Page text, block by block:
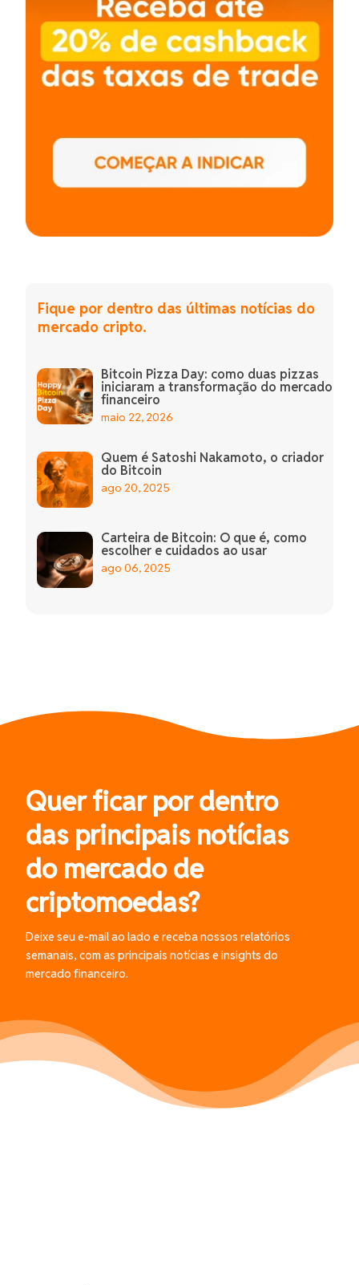
Fique por dentro das últimas notícias do
mercado cripto.
Bitcoin Pizza Day: como duas pizzas
iniciaram a transformação do mercado
financeiro
maio 22, 2026
Quem é Satoshi Nakamoto, o criador
do Bitcoin
ago 20, 2025
Carteira de Bitcoin: O que é, como
escolher e cuidados ao usar
ago 06, 2025
Quer ficar por dentro
das principais notícias
do mercado de
criptomoedas?
Deixe seu e-mail ao lado e receba nossos relatórios
semanais, com as principais notícias e insights do
mercado financeiro.